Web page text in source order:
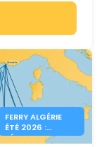
FERRY ALGÉRIE
ÉTÉ 2026 :
RÉSERVATIONS